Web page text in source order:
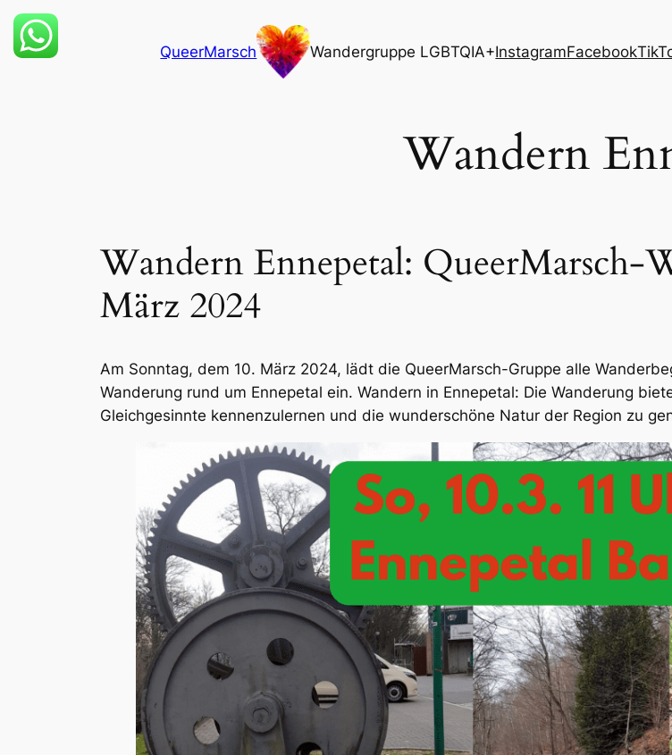
Zum
Inhalt
QueerMarsch Wandergruppe LGBTQIA+InstagramFacebook
Wandern
Wandern Ennepetal: QueerMarsch-
März 2024
Am Sonntag, dem 10. März 2024, lädt die QueerMarsch-Gruppe alle
Wanderung rund um Ennepetal ein. Wandern in Ennepetal: Die Wanderung
Gleichgesinnte kennenzulernen und die wunderschöne Natur der Region zu